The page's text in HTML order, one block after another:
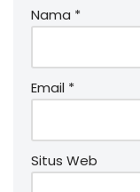
Nama *
Email *
Situs Web